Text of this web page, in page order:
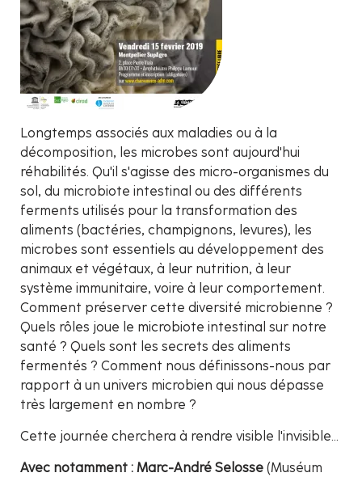
Longtemps associés aux maladies ou à la
décomposition, les microbes sont aujourd'hui
réhabilités. Qu'il s'agisse des micro-organismes du
sol, du microbiote intestinal ou des différents
ferments utilisés pour la transformation des
aliments (bactéries, champignons, levures), les
microbes sont essentiels au développement des
animaux et végétaux, à leur nutrition, à leur
système immunitaire, voire à leur comportement.
Comment préserver cette diversité microbienne ?
Quels rôles joue le microbiote intestinal sur notre
santé ? Quels sont les secrets des aliments
fermentés ? Comment nous définissons-nous par
rapport à un univers microbien qui nous dépasse
très largement en nombre ?
Cette journée cherchera à rendre visible l'invisible...
Avec notamment : Marc-André Selosse (Muséum